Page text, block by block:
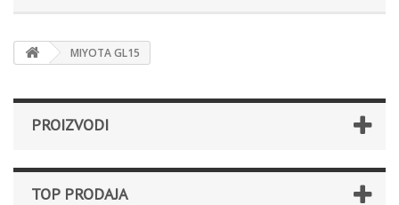
MIYOTA GL15
PROIZVODI
TOP PRODAJA